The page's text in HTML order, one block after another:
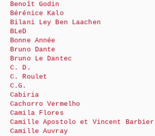
Benoît Godin
Bérénice Kalo
Bilani Ley Ben Laachen
BLeD
Bonne Année
Bruno Dante
Bruno Le Dantec
C. D.
C. Roulet
C.G.
Cabiria
Cachorro Vermelho
Camila Flores
Camille Apostolo et Vincent Barbier
Camille Auvray